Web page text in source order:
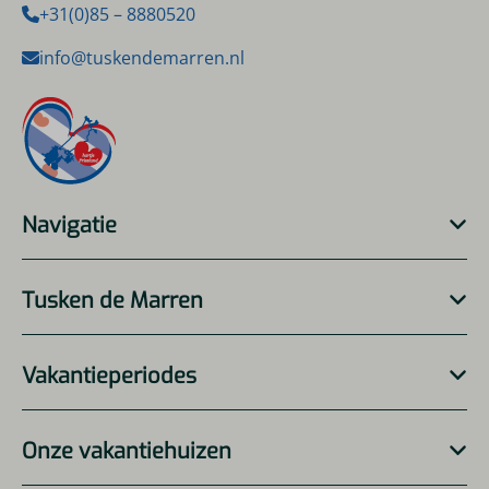
+31(0)85 – 8880520
info@tuskendemarren.nl
Navigatie
Tusken de Marren
Vakantieperiodes
Onze vakantiehuizen